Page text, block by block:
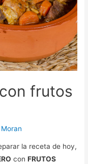
frutos
la receta de hoy,
conFRUTOS